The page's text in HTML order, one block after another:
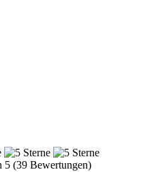
5 (39 Bewertungen)